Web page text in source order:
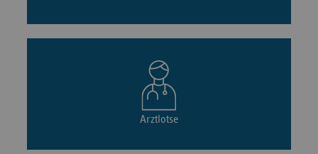
Arztlotse